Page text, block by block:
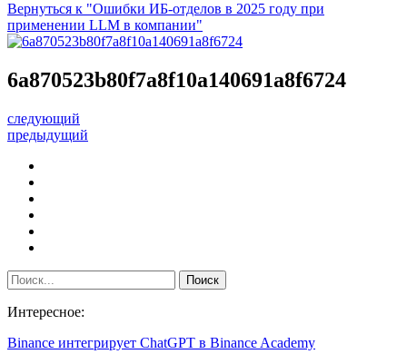
Вернуться к "Ошибки ИБ-отделов в 2025 году при
применении LLM в компании"
6a870523b80f7a8f10a140691a8f6724
следующий
предыдущий
Интересное:
Binance интегрирует ChatGPT в Binance Academy